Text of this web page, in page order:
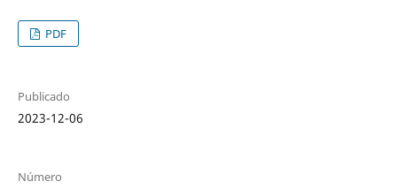
PDF
Publicado
2023-12-06
Número